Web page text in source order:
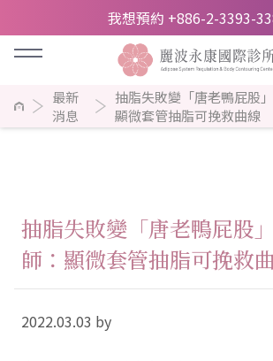
我想預約 +886-2-3393-
最新
消息
抽脂失敗變「唐老鴨屁股
顯微套管抽脂可挽救曲線
抽脂失敗變「唐老鴨屁股
師：顯微套管抽脂可挽救
2022.03.03 by